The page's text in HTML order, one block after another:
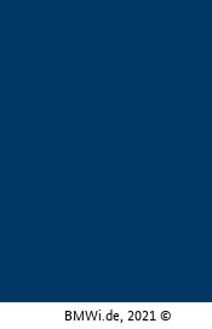
BMWi.de, 2021 ©